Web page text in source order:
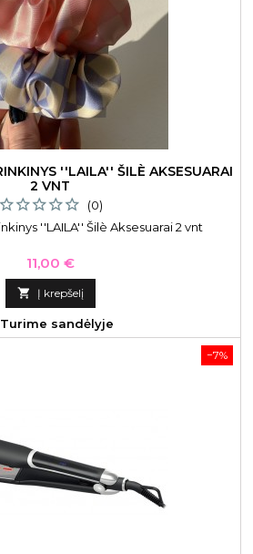
''LAILA'' ŠILÈ AKSESUARAI
2 VNT
(0)
''LAILA'' Šilè Aksesuarai 2 vnt
Kaina
11,00 €
 Į krepšelį
Turime sandėlyje
−7%